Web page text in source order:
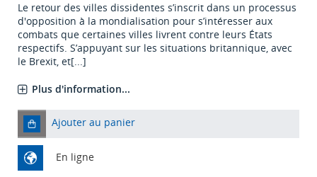
Le retour des villes dissidentes s’inscrit dans un processus
d'opposition à la mondialisation pour s’intéresser aux
combats que certaines villes livrent contre leurs États
respectifs. S’appuyant sur les situations britannique, avec
le Brexit, et[...]
Plus d'information...
Ajouter au panier
En ligne